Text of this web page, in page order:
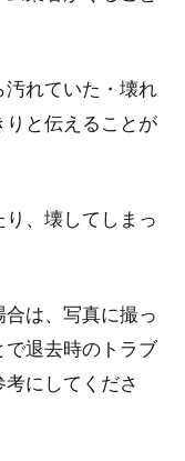
汚れていた・壊れ
と伝えることが
、壊してしまっ
は、写真に撮っ
退去時のトラブ
にしてくださ